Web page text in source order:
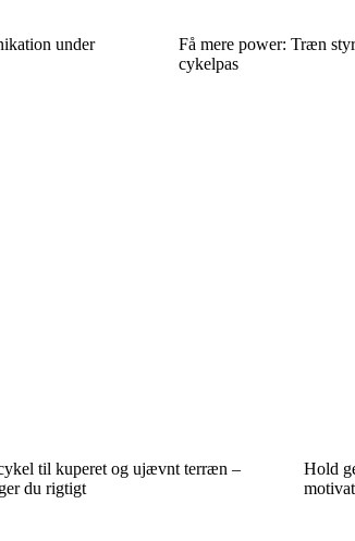
under
Få mere power: Træn
cykelpas
til kuperet og ujævnt terræn –
du rigtigt
Hold